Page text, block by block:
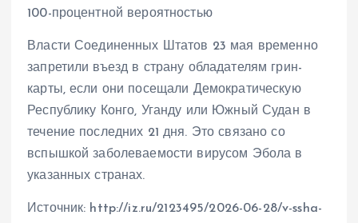
100-процентной вероятностью
Власти Соединенных Штатов 23 мая временно
запретили въезд в страну обладателям грин-
карты, если они посещали Демократическую
Республику Конго, Уганду или Южный Судан в
течение последних 21 дня. Это связано со
вспышкой заболеваемости вирусом Эбола в
указанных странах.
Источник: http://iz.ru/2123495/2026-06-28/v-ssha-